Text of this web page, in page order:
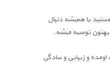
یا همیشه دنبال
توصیه میشه.
و زیبایی و سادگی